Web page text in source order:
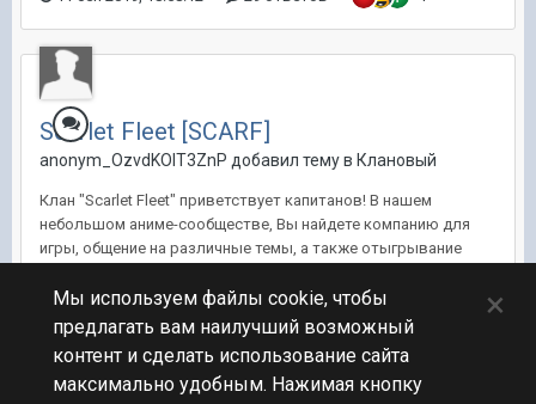
Scarlet Fleet [SCARF]
anonym_OzvdKOlT3ZnP добавил тему в Клановый
Клан "Scarlet Fleet" приветствует капитанов! В нашем
небольшом аниме-сообществе, Вы найдете компанию для
игры, общение на различные темы, а также отыгрывание
свободное время. Приветствуется желание играть на
команду, саморазвитие своей...
30 янв 2018, 15:28:04 96 ответов 8
Мы используем файлы cookie, чтобы
предлагать вам наилучший возможный
контент и сделать использование сайта
максимально удобным. Нажимая кнопку
×